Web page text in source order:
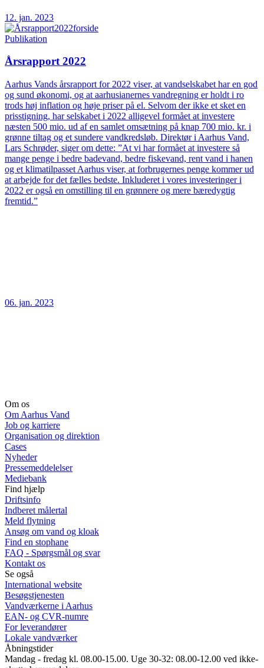
12. jan. 2023
Publikation
Årsrapport 2022
Aarhus Vands årsrapport for 2022 viser, at vandselskabet har en god
og sund økonomi, og at aarhusianernes vandregning er holdt i ro
trods høj inflation og høje priser på el. Selvom der ikke et sket en
prisstigning, har selskabet i 2022 alligevel formået at investere
næsten 500 mio. ud af en samlet omsætning på knap 700 mio. kr. i
grønne tiltag og et sundere vandkredsløb. Direktør i Aarhus Vand,
Lars Schrøder, siger om dette: ”At vi har formået at investere så
mange penge i bedre badevand, bedre fiskevand, rent vand i hanen
og et klimatilpasset Aarhus viser, at forbrugernes penge kommer ud
at arbejde for det fælles bedste. Inkluderet i vores investeringer i
2022 er også en omstilling til en grønnere og mere bæredygtig
fremtid.”
06. jan. 2023
Om os
Om Aarhus Vand
Job og karriere
Organisation og direktion
Cases
Nyheder
Pressemeddelelser
Mediebank
Find hjælp
Driftsinfo
Indberet målertal
Meld flytning
Ansøg om vand og kloak
Find en stophane
FAQ - Spørgsmål og svar
Kontakt os
Se også
International website
Besøgstjenesten
Vandværkerne i Aarhus
EAN- og CVR-numre
For leverandører
Lokale vandværker
Åbningstider
Mandag - fredag kl. 08.00-15.00. Uge 30-32: 08.00-12.00 ved ikke-